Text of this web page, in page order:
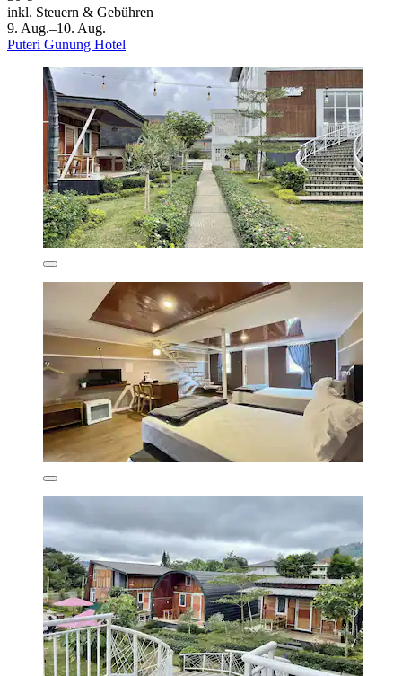
inkl. Steuern & Gebühren
9. Aug.–10. Aug.
Puteri Gunung Hotel